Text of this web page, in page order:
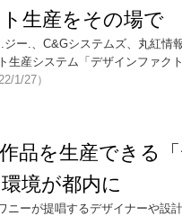
生産をその場で
ー.、C&Gシステムズ、丸紅情
生産システム「デザインファク
1/27）
品を生産できる
境が都内に
ニーが提唱するデザイナーや設